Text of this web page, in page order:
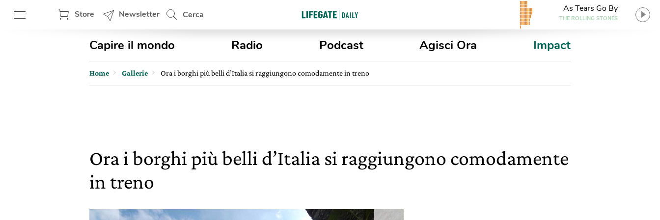
Store Newsletter Cerca
As Tears Go By
THE ROLLING STONES
Capire il mondo Radio Podcast Agisci Ora Impact
Home Gallerie Ora i borghi più belli d’Italia si raggiungono comodamente in treno
Ora i borghi più belli d’Italia si raggiungono comodamente
in treno